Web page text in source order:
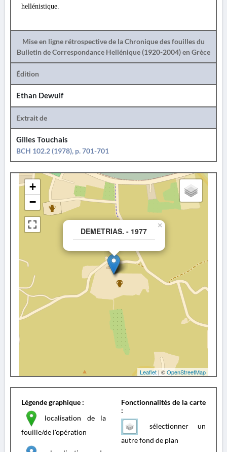
hellénistique.
Mise en ligne rétrospective de la Chronique des fouilles du
Bulletin de Correspondance Hellénique (1920-2004) en Grèce
Édition
Ethan Dewulf
Extrait de
Gilles Touchais
BCH 102.2 (1978), p. 701-701
DEMETRIAS. - 1977
×
+
−
Leaflet | ©OpenStreetMap
Légende graphique :
localisation de la
fouille/de l'opération
Fonctionnalités de la carte
:
sélectionner un
autre fond de plan